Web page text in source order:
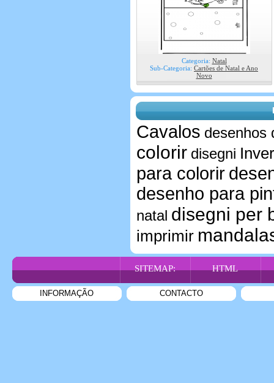
Categoria: Natal
Sub-Categoria: Cartões de Natal e Ano
Novo
Cavalos desenhos
colorir disegni
para colorir
desenho para
natal disegni per
imprimir
SITEMAP: HTML
INFORMAÇÃO CONTACTO